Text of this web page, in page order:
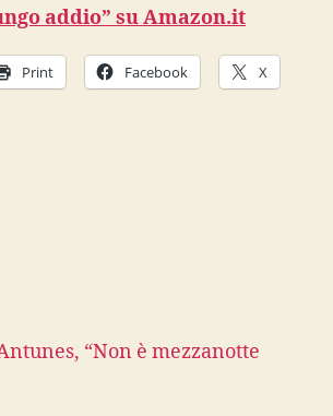
addio” su Amazon.it
Print Facebook X
“Non è mezzanotte